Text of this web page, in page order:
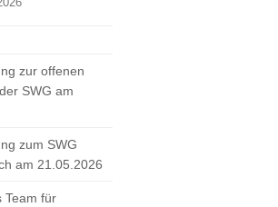
zur offenen
SWG am
zum SWG
am 21.05.2026
Team für